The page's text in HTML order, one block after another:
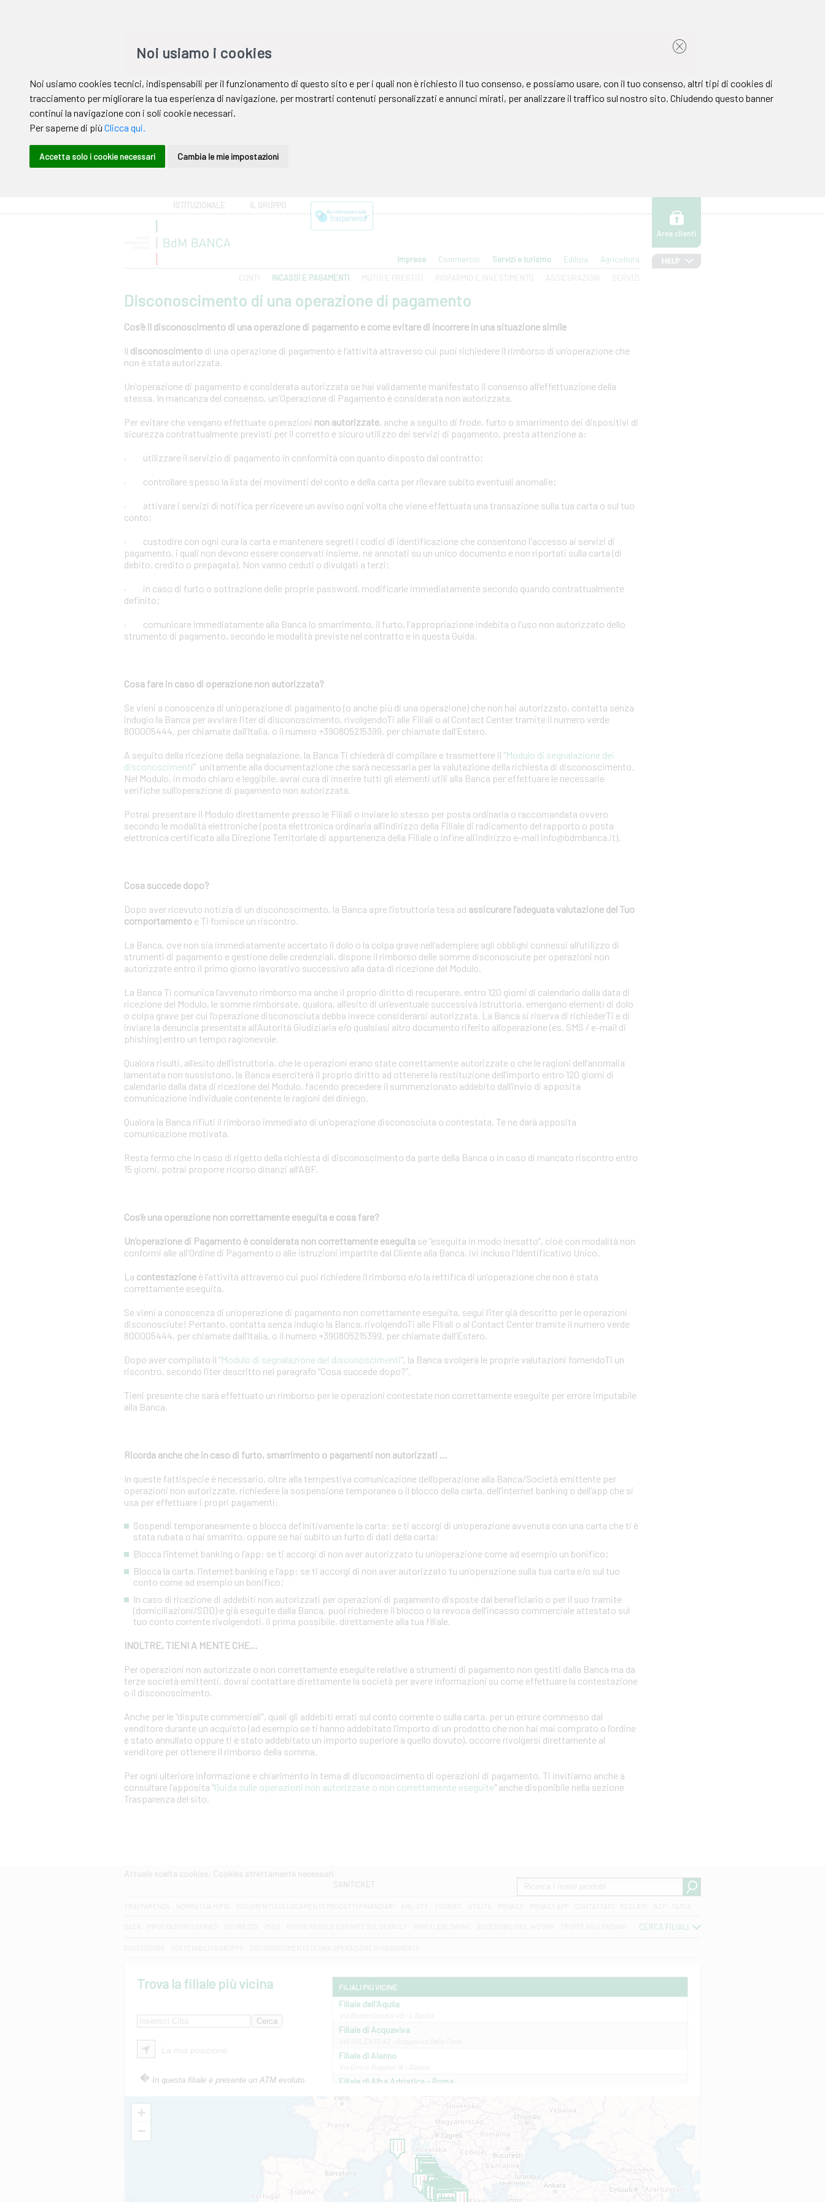
ISTITUZIONALE IL GRUPPO
Imprese Commercio
Servizi e turismo
CONTI
INCASSI E PAGAMENTI MUTUI E PRESTITI RISPARMIO E INVESTIMENTO ASSICURAZIONI SERVIZI
Edilizia Agricoltura
Disconoscimento di una operazione di pagamento
Cos’è il disconoscimento di una operazione di pagamento e come evitare di incorrere in una situazione simile
Il disconoscimento di una operazione di pagamento è l’attività attraverso cui puoi richiedere il rimborso di un’operazione che
non è stata autorizzata.
Un'operazione di pagamento è considerata autorizzata se hai validamente manifestato il consenso all'effettuazione della
stessa. In mancanza del consenso, un'Operazione di Pagamento è considerata non autorizzata.
Per evitare che vengano effettuate operazioni non autorizzate, anche a seguito di frode, furto o smarrimento dei dispositivi di
sicurezza contrattualmente previsti per il corretto e sicuro utilizzo dei servizi di pagamento, presta attenzione a:
· utilizzare il servizio di pagamento in conformità con quanto disposto dal contratto;
· controllare spesso la lista dei movimenti del conto e della carta per rilevare subito eventuali anomalie;
· attivare i servizi di notifica per ricevere un avviso ogni volta che viene effettuata una transazione sulla tua carta o sul tuo
conto;
· custodire con ogni cura la carta e mantenere segreti i codici di identificazione che consentono l'accesso ai servizi di
pagamento, i quali non devono essere conservati insieme, né annotati su un unico documento e non riportati sulla carta (di
debito, credito o prepagata). Non vanno ceduti o divulgati a terzi;
· in caso di furto o sottrazione delle proprie password, modificarle immediatamente secondo quando contrattualmente
definito;
· comunicare immediatamente alla Banca lo smarrimento, il furto, l'appropriazione indebita o l'uso non autorizzato dello
strumento di pagamento, secondo le modalità previste nel contratto e in questa Guida.
Cosa fare in caso di operazione non autorizzata?
Se vieni a conoscenza di un’operazione di pagamento (o anche più di una operazione) che non hai autorizzato, contatta senza
indugio la Banca per avviare l’iter di disconoscimento, rivolgendoTi alle Filiali o al Contact Center tramite il numero verde
800005444, per chiamate dall’Italia, o il numero +390805215399, per chiamate dall’Estero.
A seguito della ricezione della segnalazione, la Banca Ti chiederà di compilare e trasmettere il “Modulo di segnalazione dei
disconoscimenti” unitamente alla documentazione che sarà necessaria per la valutazione della richiesta di disconoscimento.
Nel Modulo, in modo chiaro e leggibile, avrai cura di inserire tutti gli elementi utili alla Banca per effettuare le necessarie
verifiche sull’operazione di pagamento non autorizzata.
Potrai presentare il Modulo direttamente presso le Filiali o inviare lo stesso per posta ordinaria o raccomandata ovvero
secondo le modalità elettroniche (posta elettronica ordinaria all’indirizzo della Filiale di radicamento del rapporto o posta
elettronica certificata alla Direzione Territoriale di appartenenza della Filiale o infine all’indirizzo e-mail info@bdmbanca.it).
Cosa succede dopo?
Dopo aver ricevuto notizia di un disconoscimento, la Banca apre l’istruttoria tesa ad assicurare l’adeguata valutazione del Tuo
comportamento e Ti fornisce un riscontro.
La Banca, ove non sia immediatamente accertato il dolo o la colpa grave nell’adempiere agli obblighi connessi all’utilizzo di
strumenti di pagamento e gestione delle credenziali, dispone il rimborso delle somme disconosciute per operazioni non
autorizzate entro il primo giorno lavorativo successivo alla data di ricezione del Modulo.
La Banca Ti comunica l’avvenuto rimborso ma anche il proprio diritto di recuperare, entro 120 giorni di calendario dalla data di
ricezione del Modulo, le somme rimborsate, qualora, all’esito di un’eventuale successiva istruttoria, emergano elementi di dolo
o colpa grave per cui l’operazione disconosciuta debba invece considerarsi autorizzata. La Banca si riserva di richiederTi e di
inviare la denuncia presentata all’Autorità Giudiziaria e/o qualsiasi altro documento riferito all’operazione (es. SMS / e-mail di
phishing) entro un tempo ragionevole.
Qualora risulti, all’esito dell’istruttoria, che le operazioni erano state correttamente autorizzate o che le ragioni dell’anomalia
lamentata non sussistono, la Banca eserciterà il proprio diritto ad ottenere la restituzione dell’importo entro 120 giorni di
calendario dalla data di ricezione del Modulo, facendo precedere il summenzionato addebito dall’invio di apposita
comunicazione individuale contenente le ragioni del diniego.
Qualora la Banca rifiuti il rimborso immediato di un’operazione disconosciuta o contestata, Te ne darà apposita
comunicazione motivata.
Resta fermo che in caso di rigetto della richiesta di disconoscimento da parte della Banca o in caso di mancato riscontro entro
15 giorni, potrai proporre ricorso dinanzi all’ABF.
Cos’è una operazione non correttamente eseguita e cosa fare?
Un’operazione di Pagamento è considerata non correttamente eseguita se “eseguita in modo inesatto”, cioè con modalità non
conformi alle all'Ordine di Pagamento o alle istruzioni impartite dal Cliente alla Banca, ivi incluso l'Identificativo Unico.
La contestazione è l’attività attraverso cui puoi richiedere il rimborso e/o la rettifica di un’operazione che non è stata
correttamente eseguita.
Se vieni a conoscenza di un’operazione di pagamento non correttamente eseguita, segui l’iter già descritto per le operazioni
disconosciute! Pertanto, contatta senza indugio la Banca, rivolgendoTi alle Filiali o al Contact Center tramite il numero verde
800005444, per chiamate dall’Italia, o il numero +390805215399, per chiamate dall’Estero.
Dopo aver compilato il “Modulo di segnalazione dei disconoscimenti”, la Banca svolgerà le proprie valutazioni fornendoTi un
riscontro, secondo l’iter descritto nel paragrafo “Cosa succede dopo?”.
Tieni presente che sarà effettuato un rimborso per le operazioni contestate non correttamente eseguite per errore imputabile
alla Banca.
Ricorda anche che in caso di furto, smarrimento o pagamenti non autorizzati …
In queste fattispecie è necessario, oltre alla tempestiva comunicazione dell’operazione alla Banca/Società emittente per
operazioni non autorizzate, richiedere la sospensione temporanea o il blocco della carta, dell’internet banking o dell’app che si
usa per effettuare i propri pagamenti:
Sospendi temporaneamente o blocca definitivamente la carta: se ti accorgi di un’operazione avvenuta con una carta che ti è
stata rubata o hai smarrito, oppure se hai subito un furto di dati della carta;
Blocca l’internet banking o l’app: se ti accorgi di non aver autorizzato tu un’operazione come ad esempio un bonifico;
Blocca la carta, l’internet banking e l’app: se ti accorgi di non aver autorizzato tu un’operazione sulla tua carta e/o sul tuo
conto come ad esempio un bonifico;
In caso di ricezione di addebiti non autorizzati per operazioni di pagamento disposte dal beneficiario o per il suo tramite
(domiciliazioni/SDD) e già eseguite dalla Banca, puoi richiedere il blocco o la revoca dell’incasso commerciale attestato sul
tuo conto corrente rivolgendoti, il prima possibile, direttamente alla tua filiale.
INOLTRE, TIENI A MENTE CHE…
Per operazioni non autorizzate o non correttamente eseguite relative a strumenti di pagamento non gestiti dalla Banca ma da
terze società emittenti, dovrai contattare direttamente la società per avere informazioni su come effettuare la contestazione
o il disconoscimento.
Anche per le “dispute commerciali”, quali gli addebiti errati sul conto corrente o sulla carta, per un errore commesso dal
venditore durante un acquisto (ad esempio se ti hanno addebitato l’importo di un prodotto che non hai mai comprato o l’ordine
è stato annullato oppure ti è stato addebitato un importo superiore a quello dovuto), occorre rivolgersi direttamente al
venditore per ottenere il rimborso della somma.
Per ogni ulteriore informazione e chiarimento in tema di disconoscimento di operazioni di pagamento, Ti invitiamo anche a
consultare l’apposita “Guida sulle operazioni non autorizzate o non correttamente eseguite" anche disponibile nella sezione
Trasparenza del sito.
SANITICKET
CERCA FILIALI
Trova la filiale più vicina
La mia posizione
In questa filiale è presente un ATM evoluto
+
−
FILIALI PIÙ VICINE
Filiale dell'Aquila
Filiale di Acquaviva
Filiale di Alanno
Filiale di Alba Adriatica - Roma
Filiale di Altamura
VIA VITTORIO VENETO 79/81 A - Altamura
Filiale di Andretta
C.SO VITTORIO VENETO 8 - Andretta
Filiale di Andria 1 - Crispi
VIALE CRISPI 50/A - Andria